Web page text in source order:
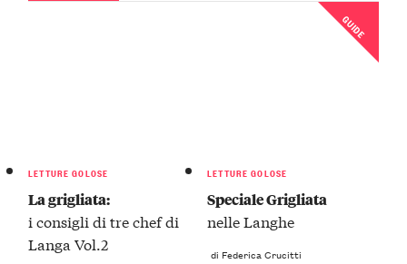
LETTURE GOLOSE
La grigliata:
i consigli di tre chef di
Langa Vol.2
GUIDE
LETTURE GOLOSE
Speciale Grigliata
nelle Langhe
di Federica Crucitti